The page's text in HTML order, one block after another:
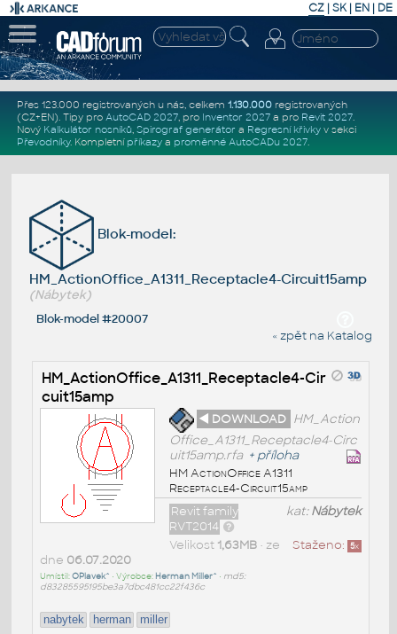
CZ | SK| EN | DE
Přes 123.000 registrovaných u nás, celkem 1.130.000registrovaných
(CZ+EN). Tipy pro AutoCAD 2027, pro Inventor 2027a pro Revit 2027.
Nový Kalkulátor nosníků, Spirograf generátor a Regresní křivkyv sekci
Převodníky. Kompletní příkazya proměnné AutoCADu 2027.
Blok-model:
HM_ActionOffice_A1311_Receptacle4-Circuit15amp
(Nábytek)
Blok-model #20007
« zpět na Katalog
HM_ActionOffice_A1311_Receptacle4-Cir
cuit15amp
◄ DOWNLOAD HM_Action
Office_A1311_Receptacle4-Circ
uit15amp.rfa + příloha
HM ActionOffice A1311
Receptacle4-Circuit15amp
kat:Nábytek
Revit family
RVT2014
Staženo: 5x
Velikost 1,63MB• ze
dne 06.07.2020
Umístil:OPlavek^ • Výrobce: Herman Miller^ • md5:
d83285595195be3a7dbc481cc22f436c
nabytek herman miller